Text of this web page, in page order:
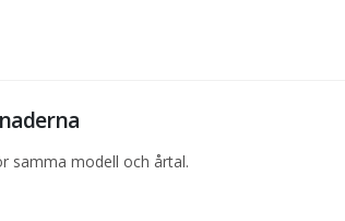
samma modell och årtal.